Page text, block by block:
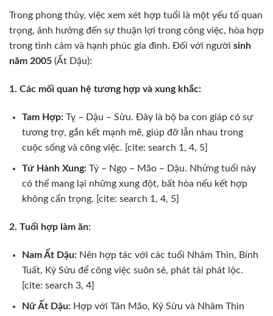
Trong phong thủy, việc xem xét hợp tuổi là một yếu tố quan
trọng, ảnh hưởng đến sự thuận lợi trong công việc, hòa hợp
trong tình cảm và hạnh phúc gia đình. Đối với người sinh
năm 2005 (Ất Dậu):
1. Các mối quan hệ tương hợp và xung khắc:
Tam Hợp:Tỵ – Dậu – Sửu. Đây là bộ ba con giáp có sự
tương trợ, gắn kết mạnh mẽ, giúp đỡ lẫn nhau trong
cuộc sống và công việc. [cite: search 1, 4, 5]
Tứ Hành Xung:Tý – Ngọ – Mão – Dậu. Những tuổi này
có thể mang lại những xung đột, bất hòa nếu kết hợp
không cẩn trọng. [cite: search 1, 4, 5]
2. Tuổi hợp làm ăn:
Nam Ất Dậu:Nên hợp tác với các tuổi Nhâm Thìn, Bính
Tuất, Kỷ Sửu để công việc suôn sẻ, phát tài phát lộc.
[cite: search 3, 4]
Nữ Ất Dậu:Hợp với Tân Mão, Kỷ Sửu và Nhâm Thìn